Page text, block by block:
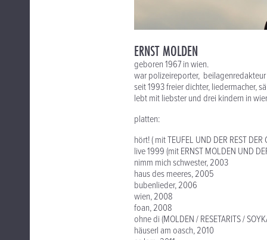
ERNST MOLDEN
geboren 1967 in wien.
war polizeireporter,
seit 1993 freier dichter, liedermacher,
lebt mit liebster und drei kindern in
platten:
hört! ( mit TEUFEL UND DER REST DER
live 1999 (mit ERNST MOLDEN UND
nimm mich schwester, 2003
haus des meeres, 2005
bubenlieder, 2006
wien, 2008
foan, 2008
ohne di (MOLDEN / RESETARITS /
häuserl am oasch, 2010